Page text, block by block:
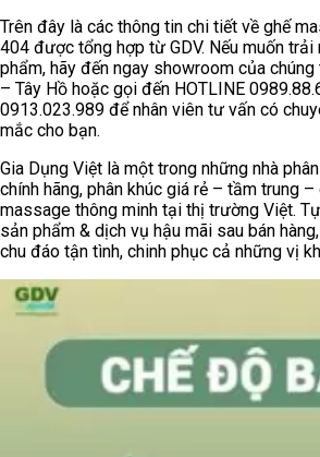
Trên đây là các thông tin chi tiết về ghế
404 được tổng hợp từ GDV. Nếu muốn
phẩm, hãy đến ngay showroom của
– Tây Hồ hoặc gọi đến HOTLINE
0913.023.989 để nhân viên tư vấn có
mắc cho bạn.
Gia Dụng Việt là một trong những nhà
chính hãng, phân khúc giá rẻ – tầm trung
massage thông minh tại thị trường Việt.
sản phẩm & dịch vụ hậu mãi sau bán
chu đáo tận tình, chinh phục cả những vị